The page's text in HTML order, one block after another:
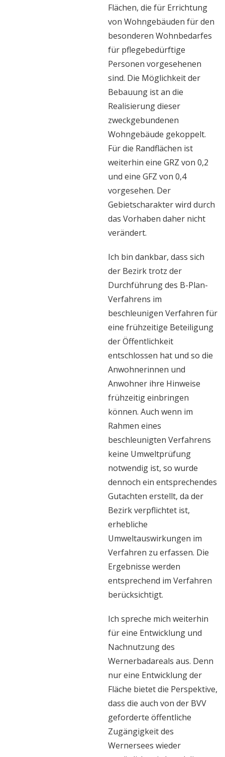
Flächen, die für Errichtung
von Wohngebäuden für den
besonderen Wohnbedarfes
für pflegebedürftige
Personen vorgesehenen
sind. Die Möglichkeit der
Bebauung ist an die
Realisierung dieser
zweckgebundenen
Wohngebäude gekoppelt.
Für die Randflächen ist
weiterhin eine GRZ von 0,2
und eine GFZ von 0,4
vorgesehen. Der
Gebietscharakter wird durch
das Vorhaben daher nicht
verändert.
Ich bin dankbar, dass sich
der Bezirk trotz der
Durchführung des B-Plan-
Verfahrens im
beschleunigen Verfahren für
eine frühzeitige Beteiligung
der Öffentlichkeit
entschlossen hat und so die
Anwohnerinnen und
Anwohner ihre Hinweise
frühzeitig einbringen
können. Auch wenn im
Rahmen eines
beschleunigten Verfahrens
keine Umweltprüfung
notwendig ist, so wurde
dennoch ein entsprechendes
Gutachten erstellt, da der
Bezirk verpflichtet ist,
erhebliche
Umweltauswirkungen im
Verfahren zu erfassen. Die
Ergebnisse werden
entsprechend im Verfahren
berücksichtigt.
Ich spreche mich weiterhin
für eine Entwicklung und
Nachnutzung des
Wernerbadareals aus. Denn
nur eine Entwicklung der
Fläche bietet die Perspektive,
dass die auch von der BVV
geforderte öffentliche
Zugängigkeit des
Wernersees wieder